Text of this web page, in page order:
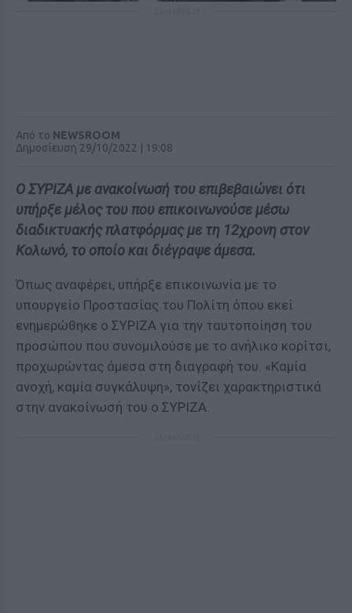
Από το NEWSROOM
Δημοσίευση 29/10/2022 | 19:08
Ο ΣΥΡΙΖΑ με ανακοίνωσή του επιβεβαιώνει ότι
υπήρξε μέλος του που επικοινωνούσε μέσω
διαδικτυακής πλατφόρμας με τη 12χρονη στον
Κολωνό, το οποίο και διέγραψε άμεσα.
Όπως αναφέρει, υπήρξε επικοινωνία με το
υπουργείο Προστασίας του Πολίτη όπου εκεί
ενημερώθηκε ο ΣΥΡΙΖΑ για την ταυτοποίηση του
προσώπου που συνομιλούσε με το ανήλικο κορίτσι,
προχωρώντας άμεσα στη διαγραφή του. «Καμία
ανοχή, καμία συγκάλυψη», τονίζει χαρακτηριστικά
στην ανακοίνωσή του ο ΣΥΡΙΖΑ.